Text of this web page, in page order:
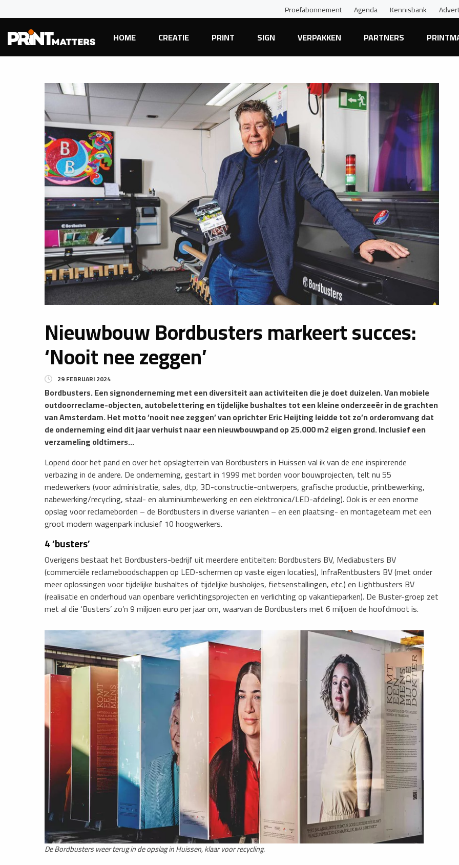
Proefabonnement Agenda Kennisbank
HOME CREATIE PRINT SIGN VERPAKKEN PARTNERS
Nieuwbouw Bordbusters markeert succes:
‘Nooit nee zeggen’
29 FEBRUARI 2024
Bordbusters. Een signonderneming met een diversiteit aan activiteiten die je doet duizelen. Van mobiele
outdoorreclame-objecten, autobelettering en tijdelijke bushaltes tot een kleine onderzeeër in de grachten
van Amsterdam. Het motto ‘nooit nee zeggen’ van oprichter Eric Heijting leidde tot zo’n orderomvang dat
de onderneming eind dit jaar verhuist naar een nieuwbouwpand op 25.000 m2 eigen grond. Inclusief een
verzameling oldtimers...
Lopend door het pand en over het opslagterrein van Bordbusters in Huissen val ik van de ene inspirerende
verbazing in de andere. De onderneming, gestart in 1999 met borden voor bouwprojecten, telt nu 55
medewerkers (voor administratie, sales, dtp, 3D-constructie-ontwerpers,grafische productie, printbewerking,
nabewerking/recycling, staal- en aluminiumbewerking en een elektronica/LED-afdeling). Ook is er een enorme
opslag voor reclameborden – de Bordbusters in diverse varianten – en een plaatsing- en montageteam met een
groot modern wagenpark inclusief 10 hoogwerkers.
4 ‘busters’
Overigens bestaat het Bordbusters-bedrijf uit meerdere entiteiten: Bordbusters BV, Mediabusters BV
(commerciële reclameboodschappen op LED-schermen op vaste eigen locaties), InfraRentbusters BV (met onder
meer oplossingen voor tijdelijke bushaltes of tijdelijke bushokjes, fietsenstallingen, etc.) en Lightbusters BV
(realisatie en onderhoud van openbare verlichtingsprojecten en verlichting op vakantieparken). De Buster-groep zet
met al die ‘Busters’ zo’n 9 miljoen euro per jaar om, waarvan de Bordbusters met 6 miljoen de hoofdmoot is.
De Bordbusters weer terug in de opslag in Huissen, klaar voor recycling.